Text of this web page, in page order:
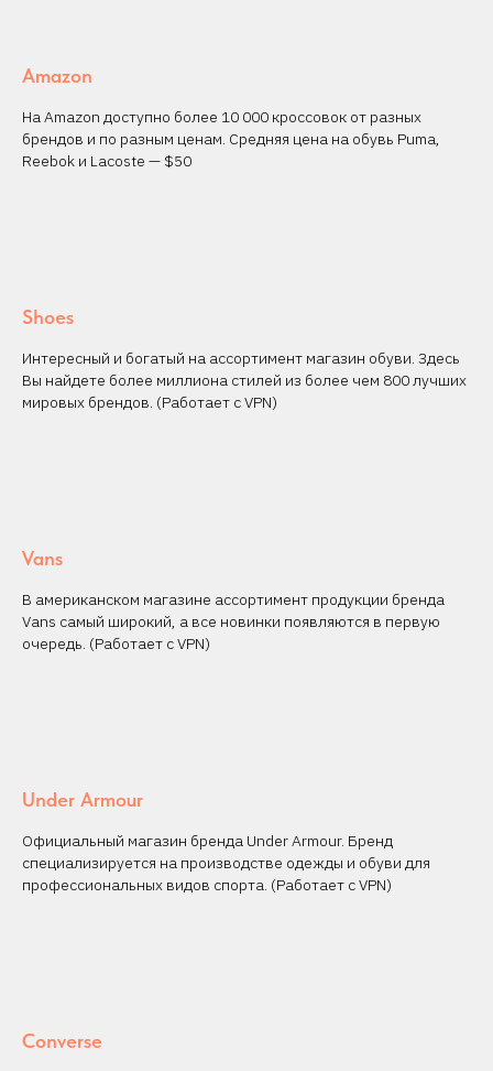
Amazon
На Amazon доступно более 10 000 кроссовок от разных
брендов и по разным ценам. Средняя цена на обувь Puma,
Reebok и Lacoste — $50
Shoes
Интересный и богатый на ассортимент магазин обуви. Здесь
Вы найдете более миллиона стилей из более чем 800 лучших
мировых брендов. (Работает с VPN)
Vans
В американском магазине ассортимент продукции бренда
Vans самый широкий, а все новинки появляются в первую
очередь. (Работает с VPN)
Under Armour
Официальный магазин бренда Under Armour. Бренд
специализируется на производстве одежды и обуви для
профессиональных видов спорта. (Работает с VPN)
Converse